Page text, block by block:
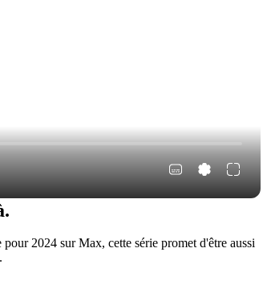
2024 sur Max, cette série promet d'être aussi